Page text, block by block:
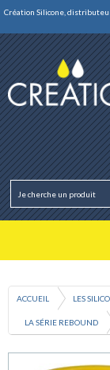
Création Silicone,
ACCUEIL LES
LA SÉRIE REBOUND